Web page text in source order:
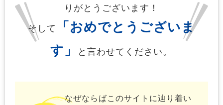
りがとうございます！
そして
「おめでとうございま
す」
と言わせてください。
なぜならばこのサイトに辿り着い